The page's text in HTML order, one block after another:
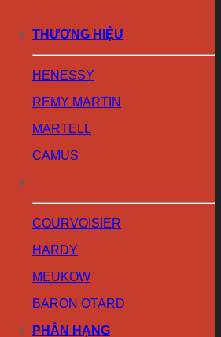
THƯƠNG HIỆU
HENESSY
REMY MARTIN
MARTELL
CAMUS
COURVOISIER
HARDY
MEUKOW
BARON OTARD
PHÂN HẠNG